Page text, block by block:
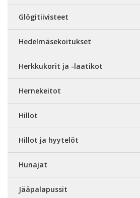
Glögitiivisteet
Hedelmäsekoitukset
Herkkukorit ja -laatikot
Hernekeitot
Hillot
Hillot ja hyytelöt
Hunajat
Jääpalapussit